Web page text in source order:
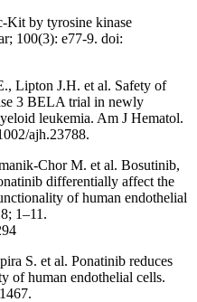
Kit by tyrosine kinase
100(3): e77-9. doi:
Lipton J.H. et al. Safety of
3 BELA trial in newly
leukemia. Am J Hematol.
ajh.23788.
Chor M. et al. Bosutinib,
differentially affect the
of human endothelial
1–11.
S. et al. Ponatinib reduces
of human endothelial cells.